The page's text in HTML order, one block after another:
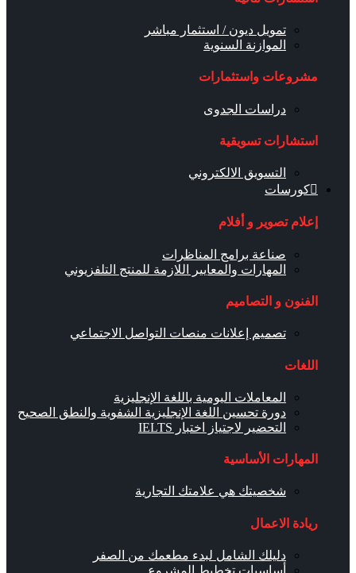
تمويل ديون / استثمار مباشر
الموازنة السنوية
مشروعات واستثمارات
دراسات الجدوى
استشارات تسويقية
التسويق الالكتروني
كورسات
إعلام تصوير و أفلام
صناعة برامج المناظرات
المهارات والمعايير اللازمة للمنتج التلفزيوني
الفنون و التصاميم
تصميم إعلانات منصات التواصل الاجتماعي
اللغات
المعاملات اليومية باللغة الإنجليزية
دورة تحسين اللغة الإنجليزية الشفوية والنطق الصحيح
التحضير لاجتياز اختبار IELTS
المهارات الأساسية
شخصيتك هي علامتك التجارية
ريادة الاعمال
دليلك الشامل لبدء مطعمك من الصفر
أساسيات تخطيط المشروع